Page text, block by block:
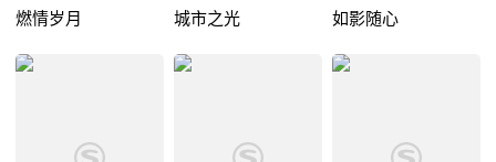
燃情岁月 城市之光 如影随心